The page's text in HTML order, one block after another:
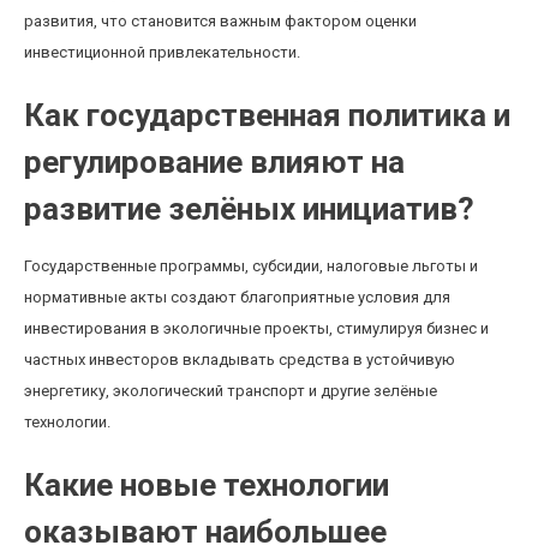
развития, что становится важным фактором оценки
инвестиционной привлекательности.
Как государственная политика и
регулирование влияют на
развитие зелёных инициатив?
Государственные программы, субсидии, налоговые льготы и
нормативные акты создают благоприятные условия для
инвестирования в экологичные проекты, стимулируя бизнес и
частных инвесторов вкладывать средства в устойчивую
энергетику, экологический транспорт и другие зелёные
технологии.
Какие новые технологии
оказывают наибольшее